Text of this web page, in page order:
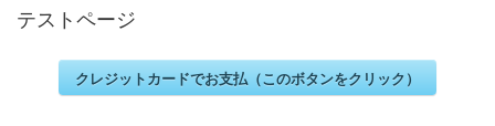
テストページ
クレジットカードでお支払（このボタンをクリック）